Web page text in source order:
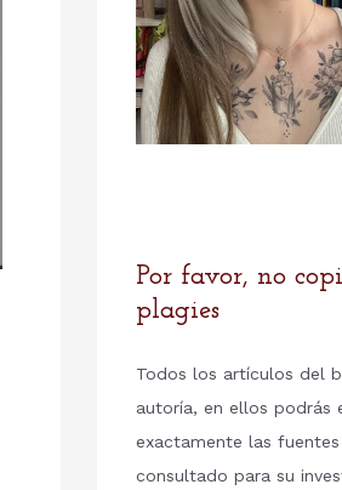
Por favor, no
plagies
Todos los artículos del
autoría, en ellos podrás
exactamente las
consultado para su